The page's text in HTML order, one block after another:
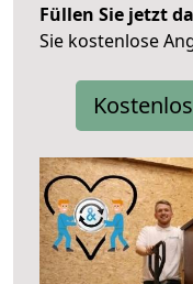
Füllen Sie jetzt
Sie kostenlose